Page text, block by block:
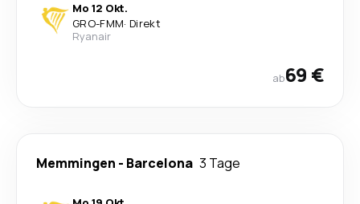
Mo 12 Okt.
GRO-FMM· Direkt
Ryanair
ab69 €
Memmingen - Barcelona 3 Tage